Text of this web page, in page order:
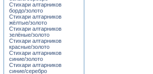
Стихари алтарников
бордо/золото
Стихари алтарников
жёлтые/золото
Стихари алтарников
зелёные/золото
Стихари алтарников
красные/золото
Стихари алтарников
синие/золото
Стихари алтарников
синие/серебро